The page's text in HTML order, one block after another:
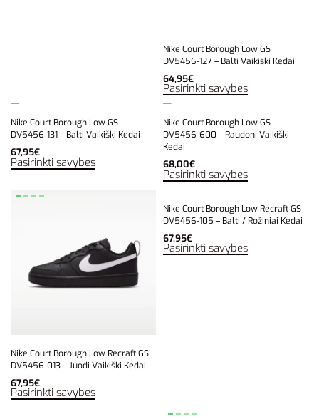
Nike Court Borough Low GS
DV5456-127 – Balti Vaikiški Kedai
64,95€
Pasirinkti savybes
Nike Court Borough Low GS
DV5456-131 – Balti Vaikiški Kedai
67,95€
Pasirinkti savybes
Nike Court Borough Low GS
DV5456-600 – Raudoni Vaikiški
Kedai
68,00€
Pasirinkti savybes
Nike Court Borough Low Recraft GS
DV5456-013 – Juodi Vaikiški Kedai
67,95€
Pasirinkti savybes
Nike Court Borough Low Recraft GS
DV5456-105 – Balti / Rožiniai Kedai
67,95€
Pasirinkti savybes